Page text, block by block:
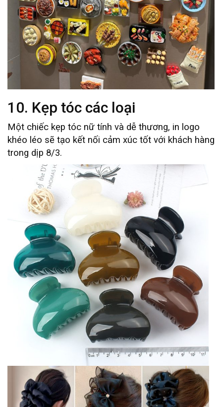
10. Kẹp tóc các loại
Một chiếc kẹp tóc nữ tính và dễ thương, in logo
khéo léo sẽ tạo kết nối cảm xúc tốt với khách hàng
trong dịp 8/3.